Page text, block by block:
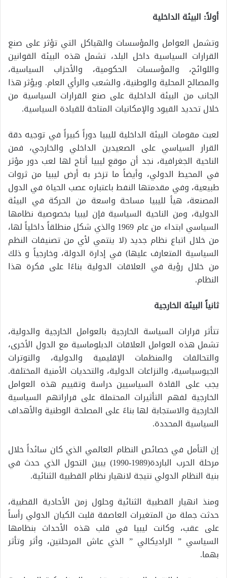
أولاً: البيئة الداخلية
وتشمل العوامل والمؤسسات والهياكل التي تؤثر على صنع
القرارات السياسية داخل البلد، تشمل هذه البيئة القوانين
واللوائح، والمؤسسات الحكومية، والأحزاب السياسية،
والمصالح المحلية والوطنية، والشعب والرأي العام. ويؤثر هذا
الجانب من البيئة الداخلية على صنع القرارات السياسية من
خلال تحديد القيود والإمكانيات المتاحة للقيادة السياسية.
لعبت مقومات البيئة الداخلية لليبيا دوراً كبيراً في توجيه دقة
القرار السياسي على الصعيدين الداخلي والخارجي، فمن
الناحية الجغرافية، نجد أن موقع ليبيا أتاح لها لعب دور مؤثر
في المحيط الدولي، وأيضاً ما تزخر به أرض ليبيا من ثروات
طبيعية، وفي مقدمتها النفط باعتباره عصب الحياة في الدول
المصنعة، هيأ لليبيا مساحة واسعة من الحركة في البيئة
الدولية، ومن الناحية السياسية فإن ليبيا بخصوصية نظامها
السياسي ابتداء من عام 1969 والذي شكل منطلقاً داخلياً لها،
من خلال اتباع نظام جديد (لا ينتمي لأي من تصنيفات النظم
السياسية المتعارف عليها) في إدارة الدولة، وخارجياً و ذلك
من خلال رؤية في العلاقات الدولية بناءًا على فكرة هذا
النظام.
ثانياً البيئة الخارجية
تتأثر قرارات السياسة الخارجية بالعوامل الخارجية والدولية،
تشمل هذه العوامل العلاقات الدبلوماسية مع الدول الأخرى،
والتحالفات والمنظمات الإقليمية والدولية، والتوترات
الجيوسياسية، والنزاعات الدولية، والتحديات الأمنية المختلفة.
يجب على القادة السياسيين دراسة وتقييم هذه العوامل
الخارجية لفهم التأثيرات المحتملة على قراراتهم السياسية
الخارجية والاستجابة لها بناءً على المصلحة الوطنية والأهداف
السياسية المحددة.
إن التأمل في خصائص النظام العالمي الذي كان سائداً خلال
مرحلة الحرب الباردة(1989-1990) يبين التحول الذي حدث في
بنية النظام الدولي نتيجة لانهيار نظام القطبية الثنائية.
ومنذ انهيار القطبية الثنائية وحلول زمن الأحادية القطبية،
حدثت جملة من المتغيرات العاصفة قلبت الكيان الدولي رأساً
على عقب، وكانت ليبيا في قلب هذه الأحداث بنظامها
السياسي ” الراديكالي ” الذي عاش المرحلتين، وأثر وتأثر
بهما.